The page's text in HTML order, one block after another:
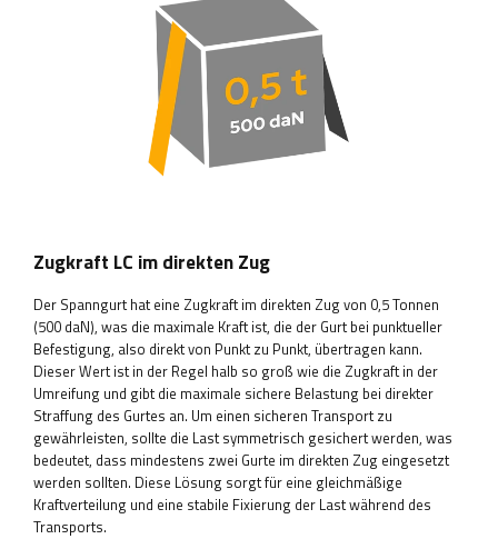
Zugkraft LC im direkten Zug
Der Spanngurt hat eine Zugkraft im direkten Zug von 0,5 Tonnen
(500 daN), was die maximale Kraft ist, die der Gurt bei punktueller
Befestigung, also direkt von Punkt zu Punkt, übertragen kann.
Dieser Wert ist in der Regel halb so groß wie die Zugkraft in der
Umreifung und gibt die maximale sichere Belastung bei direkter
Straffung des Gurtes an. Um einen sicheren Transport zu
gewährleisten, sollte die Last symmetrisch gesichert werden, was
bedeutet, dass mindestens zwei Gurte im direkten Zug eingesetzt
werden sollten. Diese Lösung sorgt für eine gleichmäßige
Kraftverteilung und eine stabile Fixierung der Last während des
Transports.